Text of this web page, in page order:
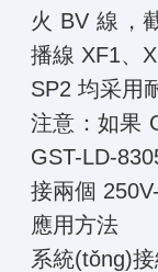
火 BV 線
播線 XF1、
SP2 均采用
注意：如果
GST-LD-
接兩個 250V-
應用方法
系統(tǒng)